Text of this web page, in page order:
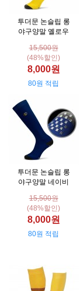
투더문 논슬립 롱
야구양말 옐로우
15,500원
(48%할인)
8,000원
80원 적립
투더문 논슬립 롱
야구양말 네이비
15,500원
(48%할인)
8,000원
80원 적립